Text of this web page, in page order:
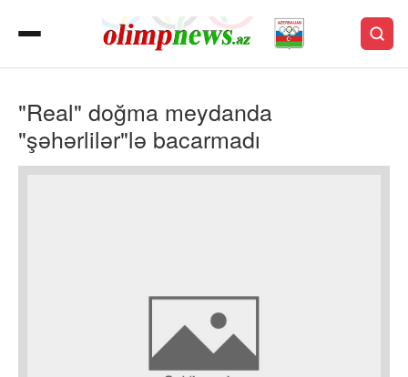
"Real" doğma meydanda
"şəhərlilər"lə bacarmadı